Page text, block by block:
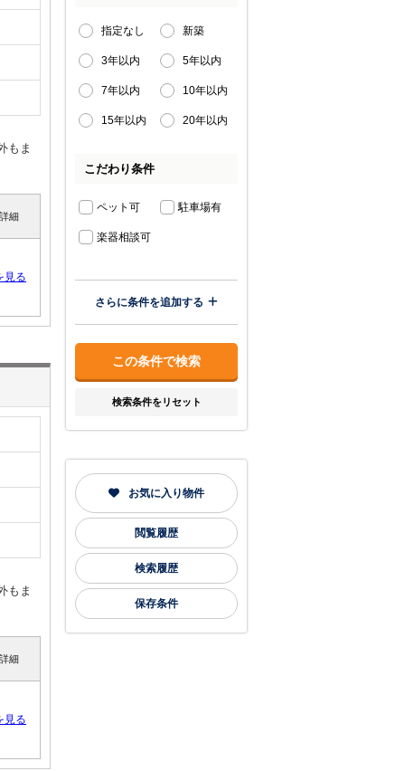
もま
細
見る
もま
細
見る
指定なし 新築
3年以内 5年以内
7年以内 10年以内
15年以内 20年以内
こだわり条件
ペット可 駐車場有
楽器相談可
さらに条件を追加する
検索条件をリセット
お気に入り物件
閲覧履歴
検索履歴
保存条件